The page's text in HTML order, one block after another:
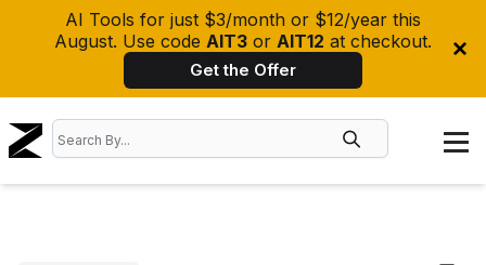
AI Tools for just $3/month or $12/year this
August. Use code AIT3 or AIT12 at checkout.
Get the Offer